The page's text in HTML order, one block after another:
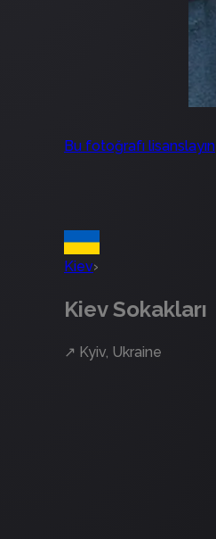
Bu fotoğrafı lisanslayın
Kiev›
Kiev Sokakları
↗ Kyiv, Ukraine